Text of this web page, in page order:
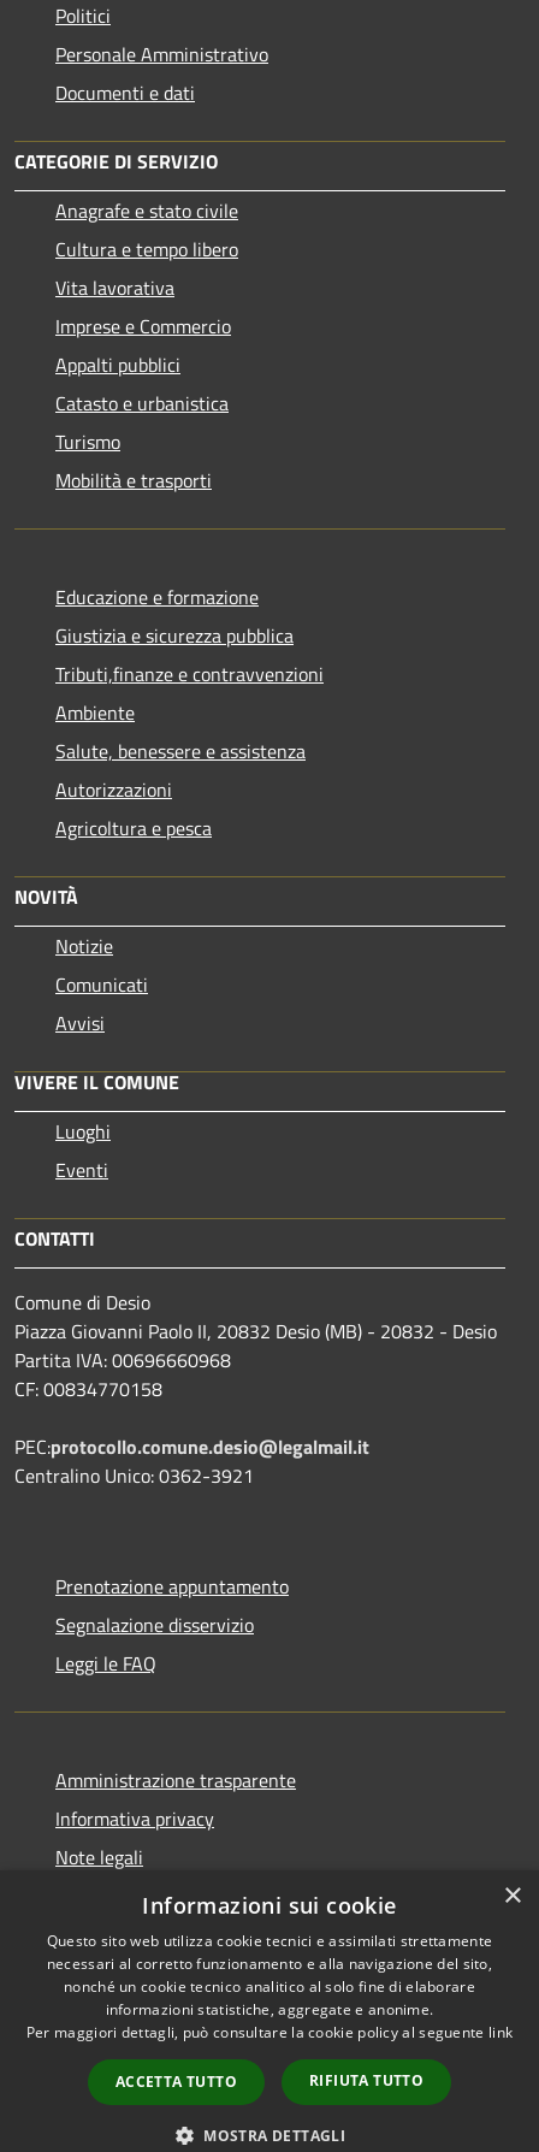
Politici
Personale Amministrativo
Documenti e dati
CATEGORIE DI SERVIZIO
Anagrafe e stato civile
Cultura e tempo libero
Vita lavorativa
Imprese e Commercio
Appalti pubblici
Catasto e urbanistica
Turismo
Mobilità e trasporti
Educazione e formazione
Giustizia e sicurezza pubblica
Tributi,finanze e contravvenzioni
Ambiente
Salute, benessere e assistenza
Autorizzazioni
Agricoltura e pesca
NOVITÀ
Notizie
Comunicati
Avvisi
VIVERE IL COMUNE
Luoghi
Eventi
CONTATTI
Comune di Desio
Piazza Giovanni Paolo II, 20832 Desio (MB) - 20832 - Desio
Partita IVA: 00696660968
CF: 00834770158
PEC:protocollo.comune.desio@legalmail.it
Centralino Unico: 0362-3921
Prenotazione appuntamento
Segnalazione disservizio
Leggi le FAQ
Amministrazione trasparente
Informativa privacy
Note legali
Dichiarazione di accessibilità
Accessibilità
Copyright © 2026 • Comune di
Desio • Powered by
Municipium•
Accesso
redazione
×
Informazioni sui cookie
Questo sito web utilizza cookie tecnici e assimilati strettamente
necessari al corretto funzionamento e alla navigazione del sito,
nonché un cookie tecnico analitico al solo fine di elaborare
informazioni statistiche, aggregate e anonime.
Per maggiori dettagli, può consultare la cookie policy al seguente link
ACCETTA TUTTO RIFIUTA TUTTO
MOSTRA DETTAGLI